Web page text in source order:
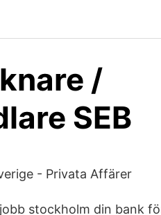
/
SEB
- Privata Affärer
stockholm din bank